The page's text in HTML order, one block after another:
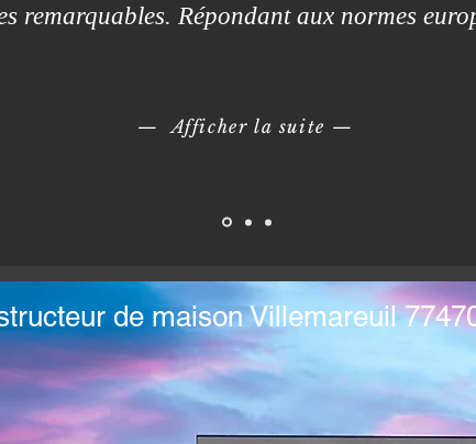
remarquables. Répondant aux normes
— Afficher la suite —
de maison Villemareuil